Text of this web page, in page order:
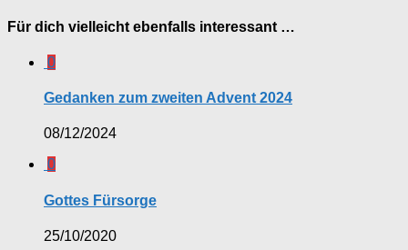
Für dich vielleicht ebenfalls interessant …
0
Gedanken zum zweiten Advent 2024
08/12/2024
0
Gottes Fürsorge
25/10/2020